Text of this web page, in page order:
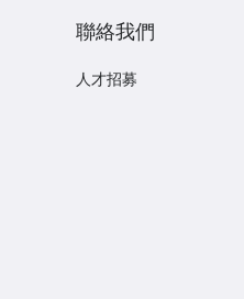
聯絡我們
人才招募